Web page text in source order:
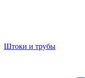
Штоки и трубы